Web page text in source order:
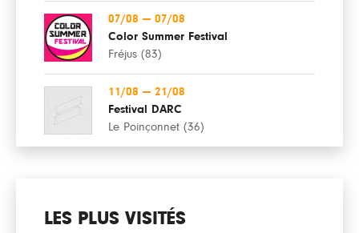
07/08 — 07/08
Color Summer Festival
Fréjus (83)
11/08 — 21/08
Festival DARC
Le Poinçonnet (36)
LES PLUS VISITÉS